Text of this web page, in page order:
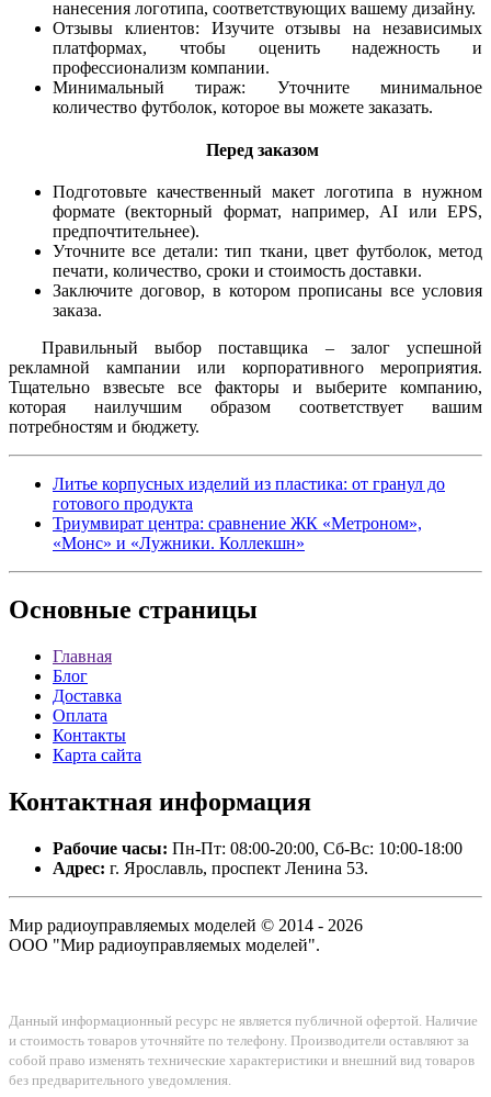
нанесения логотипа, соответствующих вашему дизайну.
Отзывы клиентов: Изучите отзывы на независимых
платформах, чтобы оценить надежность и
профессионализм компании.
Минимальный тираж: Уточните минимальное
количество футболок, которое вы можете заказать.
Перед заказом
Подготовьте качественный макет логотипа в нужном
формате (векторный формат, например, AI или EPS,
предпочтительнее).
Уточните все детали: тип ткани, цвет футболок, метод
печати, количество, сроки и стоимость доставки.
Заключите договор, в котором прописаны все условия
заказа.
Правильный выбор поставщика – залог успешной
рекламной кампании или корпоративного мероприятия.
Тщательно взвесьте все факторы и выберите компанию,
которая наилучшим образом соответствует вашим
потребностям и бюджету.
Литье корпусных изделий из пластика: от гранул до
готового продукта
Триумвират центра: сравнение ЖК «Метроном»,
«Монс» и «Лужники. Коллекшн»
Основные страницы
Главная
Блог
Доставка
Оплата
Контакты
Карта сайта
Контактная информация
Рабочие часы: Пн-Пт: 08:00-20:00, Сб-Вс: 10:00-18:00
Адрес: г. Ярославль, проспект Ленина 53.
Мир радиоуправляемых моделей © 2014 - 2026
ООО "Мир радиоуправляемых моделей".
Данный информационный ресурс не является публичной офертой. Наличие
и стоимость товаров уточняйте по телефону. Производители оставляют за
собой право изменять технические характеристики и внешний вид товаров
без предварительного уведомления.